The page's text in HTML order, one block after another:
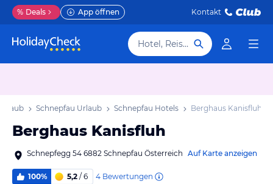
% Deals App öffnen Kontakt
Hotel, Reiseziel
Schnepfau Urlaub Schnepfau Hotels Berghaus Kanisfluh
Berghaus Kanisfluh
Schnepfegg 54 6882 Schnepfau Österreich Auf Karte anzeigen
100% 5,2 / 6 4 Bewertungen